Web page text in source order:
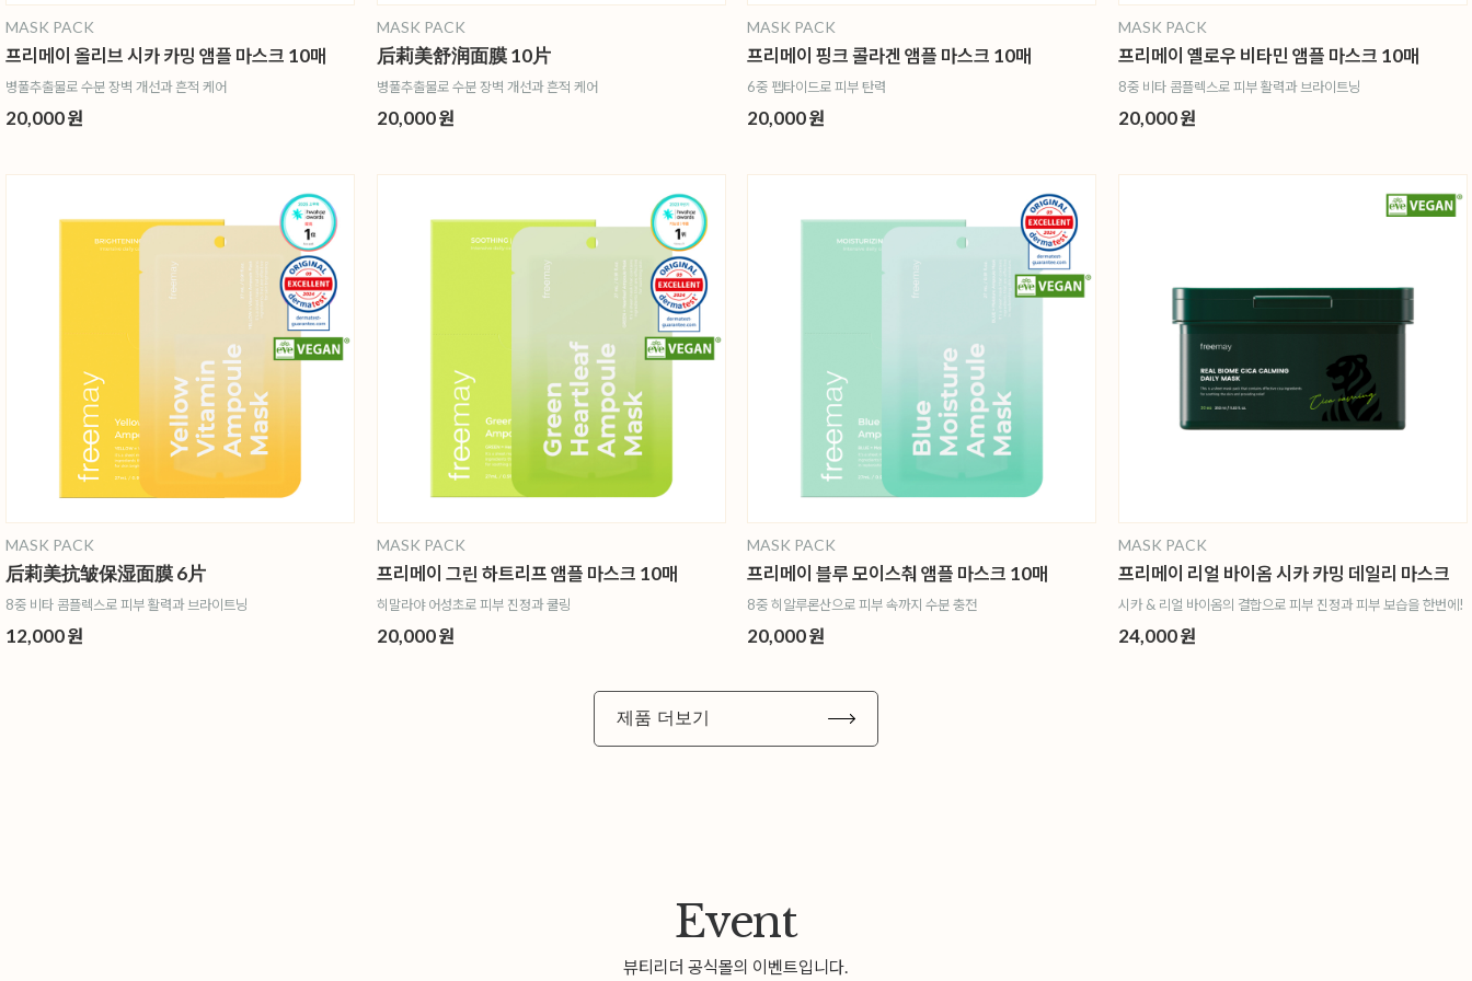
MASK PACK
프리메이 올리브 시카 카밍 앰플 마스크 10매
병풀추출물로 수분 장벽 개선과 흔적 케어
20,000 원
MASK PACK
后莉美舒润面膜 10片
병풀추출물로 수분 장벽 개선과 흔적 케어
20,000 원
MASK PACK
프리메이 핑크 콜라겐 앰플 마스크 10매
6중 펩타이드로 피부 탄력
20,000 원
MASK PACK
프리메이 옐로우 비타민 앰플 마스크 10매
8중 비타 콤플렉스로 피부 활력과 브라이트닝
20,000 원
MASK PACK
后莉美抗皱保湿面膜 6片
8중 비타 콤플렉스로 피부 활력과 브라이트닝
12,000 원
MASK PACK
프리메이 그린 하트리프 앰플 마스크 10매
히말라야 어성초로 피부 진정과 쿨링
20,000 원
MASK PACK
프리메이 블루 모이스춰 앰플 마스크 10매
8중 히알루론산으로 피부 속까지 수분 충전
20,000 원
MASK PACK
프리메이 리얼 바이옴 시카 카밍 데일리 마스크
시카 & 리얼 바이옴의 결합으로 피부 진정과 피부 보습을 한번에!
24,000 원
제품 더보기
Event
뷰티리더 공식몰의 이벤트입니다.